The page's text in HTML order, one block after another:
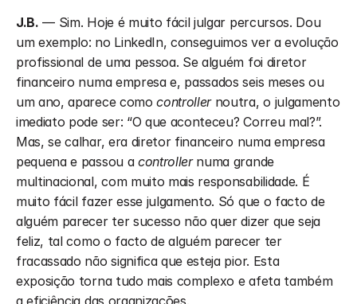
J.B. — Sim. Hoje é muito fácil julgar percursos. Dou
um exemplo: no LinkedIn, conseguimos ver a evolução
profissional de uma pessoa. Se alguém foi diretor
financeiro numa empresa e, passados seis meses ou
um ano, aparece como controller noutra, o julgamento
imediato pode ser: “O que aconteceu? Correu mal?”.
Mas, se calhar, era diretor financeiro numa empresa
pequena e passou a controller numa grande
multinacional, com muito mais responsabilidade. É
muito fácil fazer esse julgamento. Só que o facto de
alguém parecer ter sucesso não quer dizer que seja
feliz, tal como o facto de alguém parecer ter
fracassado não significa que esteja pior. Esta
exposição torna tudo mais complexo e afeta também
a eficiência das organizações.